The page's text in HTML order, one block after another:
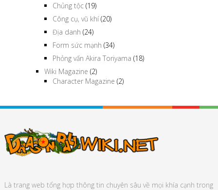
Chủng tộc (19)
Công cụ, vũ khí(20)
Địa danh (24)
Form sức mạnh (34)
Phỏng vấn Akira Toriyama (18)
Wiki Magazine (2)
Character Magazine (2)
Là trang web tổng hợp thông tin chuyên sâu về mọi khía cạnh trong